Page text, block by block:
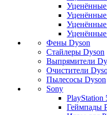
Уценённые
Уценённые
Фены Dyson
Стайлеры Dyson
Выпрямители
Очистители
Пылесосы Dyson
Sony
PlayStation
Геймпады